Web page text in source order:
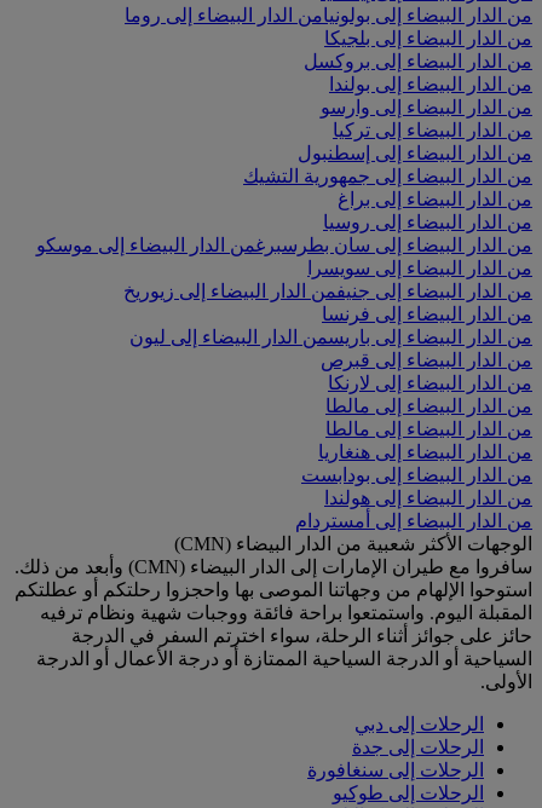
من الدار البيضاء إلى بولونيامن الدار البيضاء إلى روما
من الدار البيضاء إلى بلجيكا
من الدار البيضاء إلى بروكسل
من الدار البيضاء إلى بولندا
من الدار البيضاء إلى وارسو
من الدار البيضاء إلى تركيا
من الدار البيضاء إلى إسطنبول
من الدار البيضاء إلى جمهورية التشيك
من الدار البيضاء إلى براغ
من الدار البيضاء إلى روسيا
من الدار البيضاء إلى سان بطرسبرغمن الدار البيضاء إلى موسكو
من الدار البيضاء إلى سويسرا
من الدار البيضاء إلى جنيفمن الدار البيضاء إلى زيوريخ
من الدار البيضاء إلى فرنسا
من الدار البيضاء إلى باريسمن الدار البيضاء إلى ليون
من الدار البيضاء إلى قبرص
من الدار البيضاء إلى لارنكا
من الدار البيضاء إلى مالطا
من الدار البيضاء إلى مالطا
من الدار البيضاء إلى هنغاريا
من الدار البيضاء إلى بودابست
من الدار البيضاء إلى هولندا
من الدار البيضاء إلى أمستردام
الوجهات الأكثر شعبية من الدار البيضاء (CMN)
سافروا مع طيران الإمارات إلى الدار البيضاء (CMN) وأبعد من ذلك.
استوحوا الإلهام من وجهاتنا الموصى بها واحجزوا رحلتكم أو عطلتكم
المقبلة اليوم. واستمتعوا براحة فائقة ووجبات شهية ونظام ترفيه
حائز على جوائز أثناء الرحلة، سواء اخترتم السفر في الدرجة
السياحية أو الدرجة السياحية الممتازة أو درجة الأعمال أو الدرجة
الأولى.
الرحلات إلى دبي
الرحلات إلى جدة
الرحلات إلى سنغافورة
الرحلات إلى طوكيو